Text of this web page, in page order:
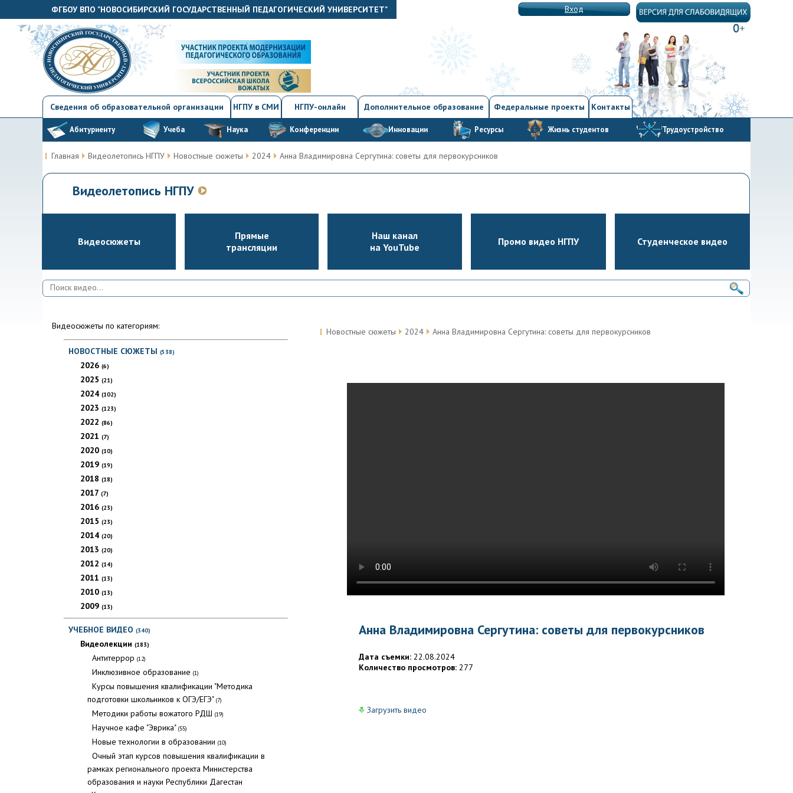
ФГБОУ ВПО "НОВОСИБИРСКИЙ ГОСУДАРСТВЕННЫЙ ПЕДАГОГИЧЕСКИЙ УНИВЕРСИТЕТ" Вход
Сведения об образовательной организации НГПУ в СМИ НГПУ-онлайн Дополнительное образование Федеральные проекты Контакты
Абитуриенту Учеба Наука Конференции Инновации Ресурсы Жизнь студентов Трудоустройство
Главная Видеолетопись НГПУ Новостные сюжеты 2024 Анна Владимировна Сергутина: советы для первокурсников
Видеолетопись НГПУ
Видеосюжеты
Прямые
трансляции
Наш канал
на YouTube
Промо видео НГПУ Студенческое видео
Видеосюжеты по категориям:
НОВОСТНЫЕ СЮЖЕТЫ (538)
2026 (6)
2025 (21)
2024 (102)
2023 (123)
2022 (86)
2021 (7)
2020 (10)
2019 (19)
2018 (18)
2017 (7)
2016 (23)
2015 (23)
2014 (20)
2013 (20)
2012 (14)
2011 (13)
2010 (13)
2009 (13)
УЧЕБНОЕ ВИДЕО (340)
Видеолекции (183)
Антитеррор (12)
Инклюзивное образование (1)
Курсы повышения квалификации "Методика
подготовки школьников к ОГЭ/ЕГЭ" (7)
Методики работы вожатого РДШ (19)
Научное кафе "Эврика" (55)
Новые технологии в образовании (10)
Очный этап курсов повышения квалификации в
рамках регионального проекта Министерства
образования и науки Республики Дагестан
Новостные сюжеты 2024 Анна Владимировна Сергутина: советы для первокурсников
Анна Владимировна Сергутина: советы для первокурсников
Дата съемки: 22.08.2024
Количество просмотров: 277
Загрузить видео